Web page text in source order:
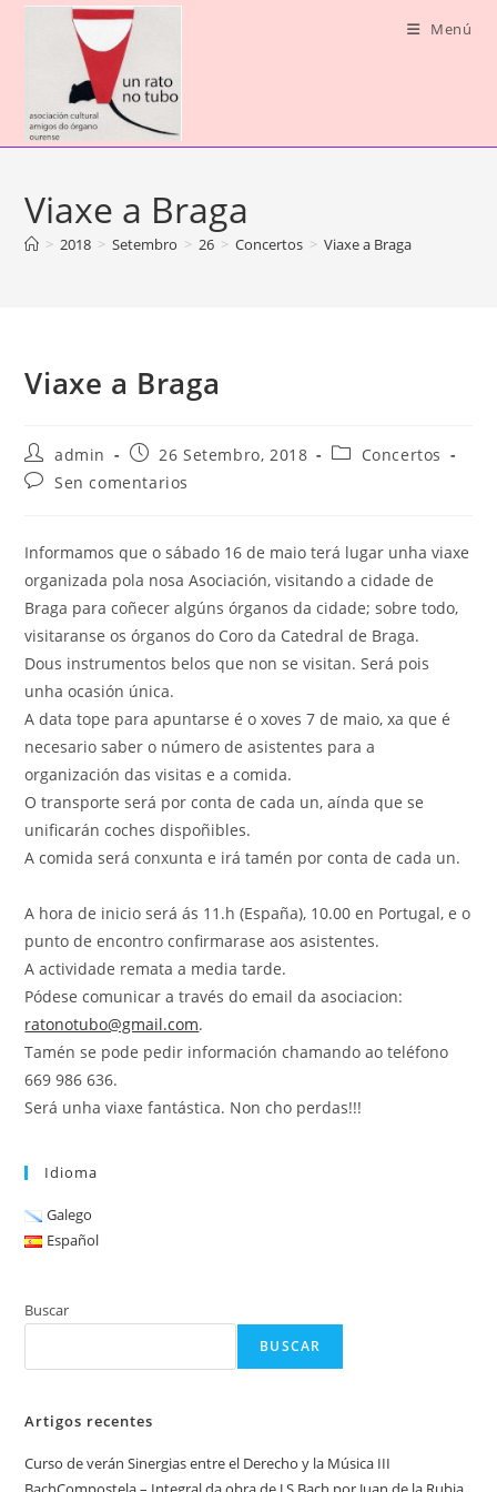
Saltar
Menú
Viaxe a Braga
> 2018 > Setembro > 26 > Concertos > Viaxe a Braga
Viaxe a Braga
Autor
da
entrada:
admin
Publicación
da
entrada:
26 Setembro, 2018
Categoría
Concertos
Comentarios
Sen comentarios
Informamos que o sábado 16 de maio terá lugar unha viaxe
organizada pola nosa Asociación, visitando a cidade de
Braga para coñecer algúns órganos da cidade; sobre todo,
visitaranse os órganos do Coro da Catedral de Braga.
Dous instrumentos belos que non se visitan. Será pois
unha ocasión única.
A data tope para apuntarse é o xoves 7 de maio, xa que é
necesario saber o número de asistentes para a
organización das visitas e a comida.
O transporte será por conta de cada un, aínda que se
unificarán coches dispoñibles.
A comida será conxunta e irá tamén por conta de cada un.
A hora de inicio será ás 11.h (España), 10.00 en Portugal, e o
punto de encontro confirmarase aos asistentes.
A actividade remata a media tarde.
Pódese comunicar a través do email da asociacion:
ratonotubo@gmail.com.
Tamén se pode pedir información chamando ao teléfono
669 986 636.
Será unha viaxe fantástica. Non cho perdas!!!
Idioma
Galego
Español
Buscar
BUSCAR
Artigos recentes
Curso de verán Sinergias entre el Derecho y la Música III